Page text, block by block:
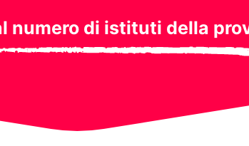
numero di istituti della